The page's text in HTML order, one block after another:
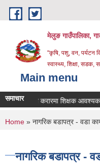
Skip to main content
मेलुङ गाउँपालिका,
"कृषि, पशु, वन, पर्यटन
स्वास्थ्य, शिक्षा, सडक,
Main menu
समाचारसेवा करारमा शिक्षक आवश्‍यकता
You are here
Home » नागरिक बडापत्र - वडा
नागरिक बडापत्र -